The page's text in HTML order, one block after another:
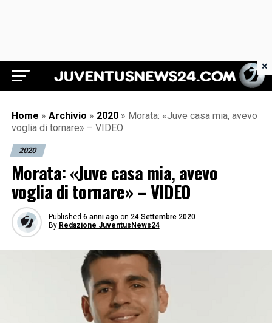
Juventus News 24
Home » Archivio » 2020 » Morata: «Juve casa mia, avevo
voglia di tornare» – VIDEO
2020
Morata: «Juve casa mia, avevo
voglia di tornare» – VIDEO
Published 6 anni ago on 24 Settembre 2020
By Redazione JuventusNews24
×